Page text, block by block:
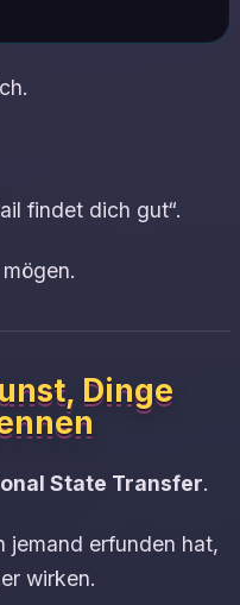
findet dich gut“.
Dinge
State Transfer.
jemand erfunden hat,
wirken.